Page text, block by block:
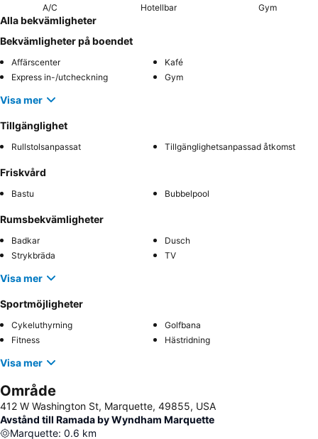
A/C Hotellbar Gym
Alla bekvämligheter
Bekvämligheter på boendet
Affärscenter
Kafé
Express in-/utcheckning
Gym
Visa mer
Tillgänglighet
Rullstolsanpassat Tillgänglighetsanpassad åtkomst
Friskvård
Bastu Bubbelpool
Rumsbekvämligheter
Badkar
Dusch
Strykbräda
TV
Visa mer
Sportmöjligheter
Cykeluthyrning
Golfbana
Fitness
Hästridning
Visa mer
Område
412 W Washington St, Marquette, 49855, USA
Avstånd till Ramada by Wyndham Marquette
Marquette: 0.6 km